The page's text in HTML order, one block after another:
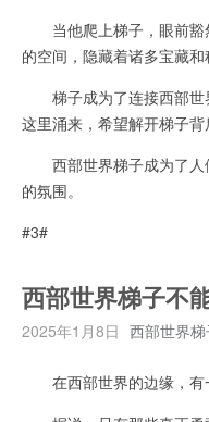
当他爬上梯子，眼前豁
的空间，隐藏着诸多宝藏和
梯子成为了连接西部世
这里涌来，希望解开梯子背
西部世界梯子成为了人
的氛围。
#3#
西部世界梯子不
2025年1月8日 西部世界
在西部世界的边缘，有一